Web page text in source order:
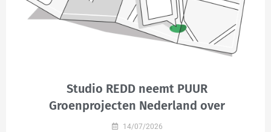
Studio REDD neemt PUUR
Groenprojecten Nederland over
14/07/2026